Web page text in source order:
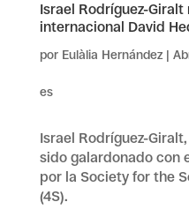
Israel Rodríguez-
internacional David
por Eulàlia Hernández|
es
Israel Rodríguez-
sido galardonado con
por la Society for the
(4S).